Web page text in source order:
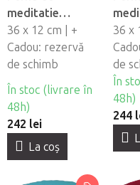
meditatie
PRANA cu husa -
albastru-verde
36 x 12 cm | +
Cadou: rezervă
de schimb
În stoc (livrare în
48h)
242 lei
La coş
36 x
de
În
48h)
244